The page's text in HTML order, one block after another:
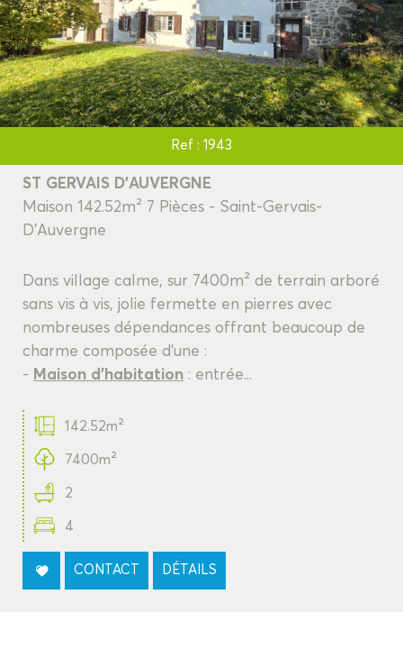
Ref : 1943
ST GERVAIS D'AUVERGNE
Maison 142.52m² 7 Pièces - Saint-Gervais-
D'Auvergne
Dans village calme, sur 7400m² de terrain arboré
sans vis à vis, jolie fermette en pierres avec
nombreuses dépendances offrant beaucoup de
charme composée d'une :
- M aison d'habitation : entrée...
142.52m²
7400m²
2
4
CONTACT DÉTAILS